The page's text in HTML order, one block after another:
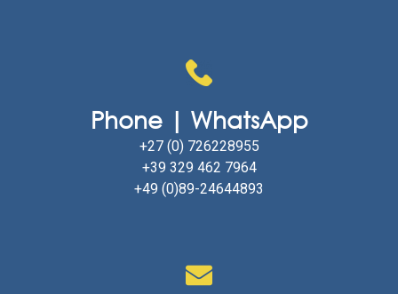
Phone | WhatsApp
+27 (0) 726228955
+39 329 462 7964
+49 (0)89-24644893